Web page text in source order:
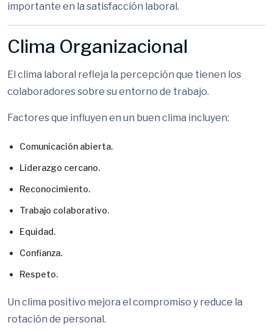
importante en la satisfacción laboral.
Clima Organizacional
El clima laboral refleja la percepción que tienen los
colaboradores sobre su entorno de trabajo.
Factores que influyen en un buen clima incluyen:
Comunicación abierta.
Liderazgo cercano.
Reconocimiento.
Trabajo colaborativo.
Equidad.
Confianza.
Respeto.
Un clima positivo mejora el compromiso y reduce la
rotación de personal.